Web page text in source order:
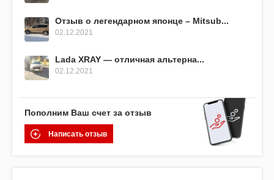
Отзыв о легендарном японце – Mitsub...
02.12.2021
Lada XRAY — отличная альтерна...
02.12.2021
Пополним Ваш счет за отзыв
Написать отзыв